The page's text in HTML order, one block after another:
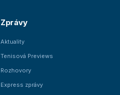
Zprávy
Aktuality
Tenisová Previews
Rozhovory
Express zprávy